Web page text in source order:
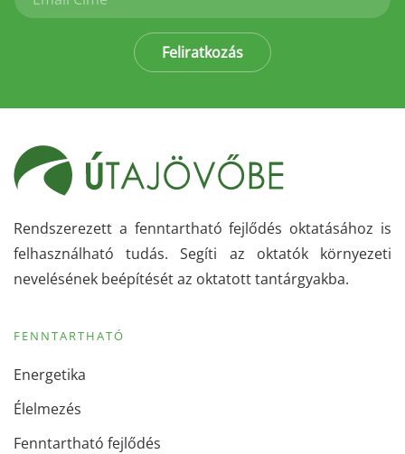
Feliratkozás
Rendszerezett a fenntartható fejlődés oktatásához is
felhasználható tudás. Segíti az oktatók környezeti
nevelésének beépítését az oktatott tantárgyakba.
FENNTARTHATÓ
Energetika
Élelmezés
Fenntartható fejlődés